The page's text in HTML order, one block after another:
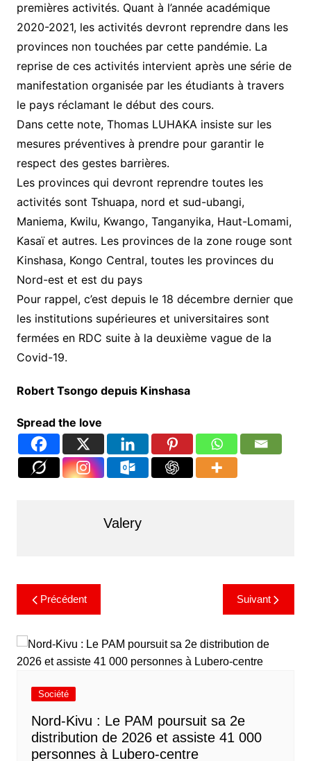
premières activités. Quant à l’année académique
2020-2021, les activités devront reprendre dans les
provinces non touchées par cette pandémie. La
reprise de ces activités intervient après une série de
manifestation organisée par les étudiants à travers
le pays réclamant le début des cours.
Dans cette note, Thomas LUHAKA insiste sur les
mesures préventives à prendre pour garantir le
respect des gestes barrières.
Les provinces qui devront reprendre toutes les
activités sont Tshuapa, nord et sud-ubangi,
Maniema, Kwilu, Kwango, Tanganyika, Haut-Lomami,
Kasaï et autres. Les provinces de la zone rouge sont
Kinshasa, Kongo Central, toutes les provinces du
Nord-est et est du pays
Pour rappel, c’est depuis le 18 décembre dernier que
les institutions supérieures et universitaires sont
fermées en RDC suite à la deuxième vague de la
Covid-19.
Robert Tsongo depuis Kinshasa
Spread the love
Valery
Précédent Suivant
Société
Nord-Kivu : Le PAM poursuit sa 2e
distribution de 2026 et assiste 41 000
personnes à Lubero-centre